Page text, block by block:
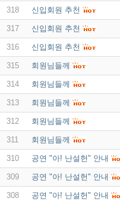
318 신입회원 추천
317 신입회원 추천
316 신입회원 추천
315 회원님들께
314 회원님들께
313 회원님들께
312 회원님들께
311 회원님들께
310 공연 "아! 난설헌" 안내
309 공연 "아! 난설헌" 안내
308 공연 "아! 난설헌" 안내